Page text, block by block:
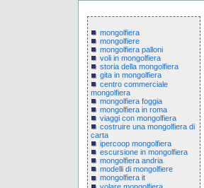
mongolfiera
mongolfiere
mongolfiera palloni
voli in mongolfiera
storia della mongolfiera
gita in mongolfiera
centro commerciale
mongolfiera
mongolfiera foggia
mongolfiera in roma
viaggi con mongolfiera
costruire una mongolfiera di
carta
ipercoop mongolfiera
escursione in mongolfiera
mongolfiera andria
modelli di mongolfiere
mongolfiera it
volare mongolfiera